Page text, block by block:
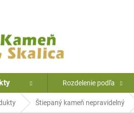
Rozdelenie podľa
Štiepaný kameň nepravidelný